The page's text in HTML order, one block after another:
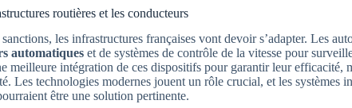
routières et les conducteurs
les infrastructures françaises vont devoir s’adapter. Les
automatiques et de systèmes de contrôle de la vitesse pour
meilleure intégration de ces dispositifs pour garantir leur efficacité,
Les technologies modernes jouent un rôle crucial, et les systèmes
être une solution pertinente.